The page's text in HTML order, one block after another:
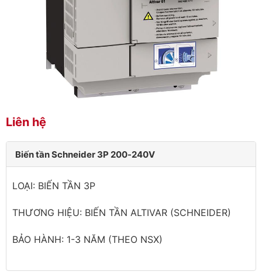
Liên hệ
Biến tần Schneider 3P 200-240V
LOẠI: BIẾN TẦN 3P
THƯƠNG HIỆU: BIẾN TẦN ALTIVAR (SCHNEIDER)
BẢO HÀNH: 1-3 NĂM (THEO NSX)